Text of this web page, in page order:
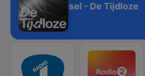
Studio Brussel - De Tijdloze